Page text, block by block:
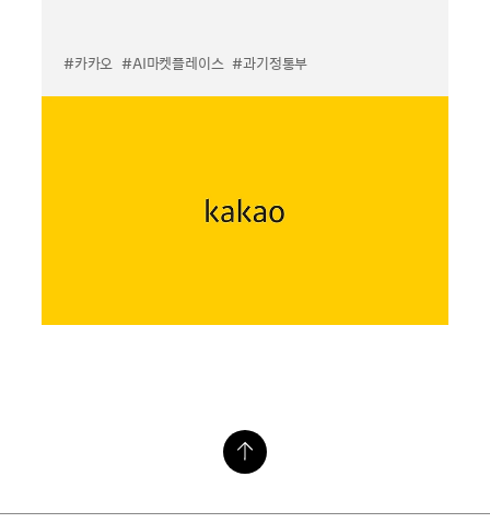
#카카오 #AI마켓플레이스 #과기정통부